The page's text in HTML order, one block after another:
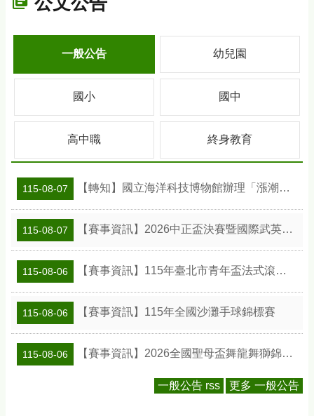
一般公告 幼兒園
國小 國中
高中職 終身教育
115-08-07 【轉知】國立海洋科技博物館辦理「漲潮時刻—原民智慧主題探索課程」參訪補助案
115-08-07 【賽事資訊】2026中正盃決賽暨國際武英盃武術精英錦標賽
115-08-06 【賽事資訊】115年臺北市青年盃法式滾球錦標賽
115-08-06 【賽事資訊】115年全國沙灘手球錦標賽
115-08-06 【賽事資訊】2026全國聖母盃舞龍舞獅錦標賽
一般公告 rss 更多 一般公告